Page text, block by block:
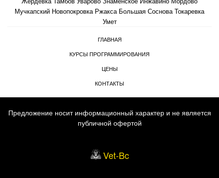
Мучкапский Новопокровка Ржакса Большая Соснова Токаревка
Умет
ГЛАВНАЯ
КУРСЫ ПРОГРАММИРОВАНИЯ
ЦЕНЫ
КОНТАКТЫ
Vet-Bc
Предложение носит информационный характер и не является
публичной офертой